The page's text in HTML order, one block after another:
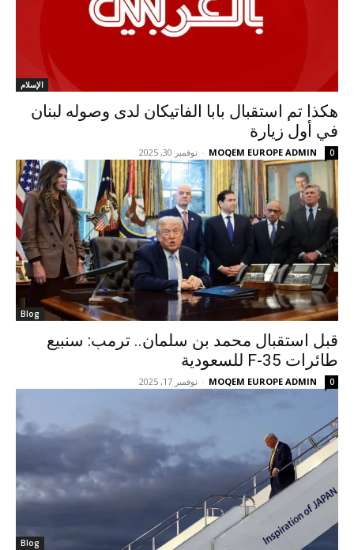
الإسلام
هكذا تم استقبال بابا الفاتيكان لدى وصوله لبنان
في أول زيارة
MOQEM EUROPE ADMIN
- نوفمبر 30, 2025 0
Blog
قبل استقبال محمد بن سلمان.. ترمب: سنبيع
طائرات F-35 للسعودية
MOQEM EUROPE ADMIN
- نوفمبر 17, 2025 0
Blog